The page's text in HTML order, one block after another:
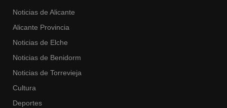
Noticias de Alicante
Alicante Provincia
Noticias de Elche
Noticias de Benidorm
Noticias de Torrevieja
Cultura
Deportes